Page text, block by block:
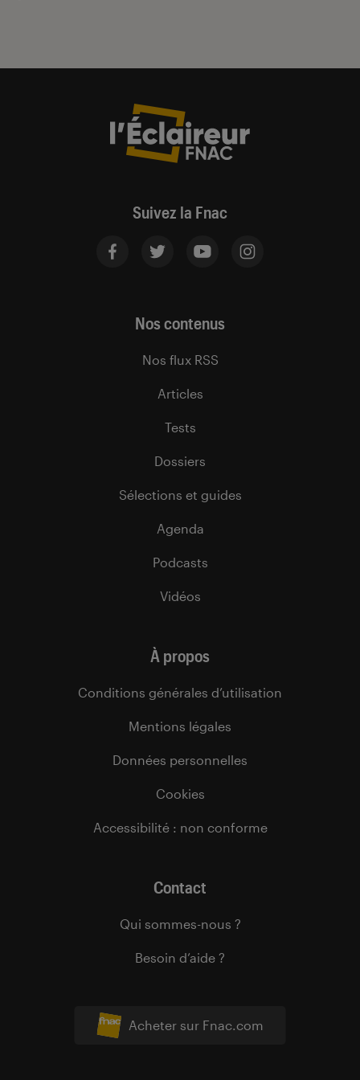
Suivez la Fnac
Acheter sur Fnac.com
Nos contenus
Nos flux RSS
Articles
Tests
Dossiers
Sélections et guides
Agenda
Podcasts
Vidéos
À propos
Conditions générales d’utilisation
Mentions légales
Données personnelles
Cookies
Accessibilité : non conforme
Contact
Qui sommes-nous ?
Besoin d’aide ?